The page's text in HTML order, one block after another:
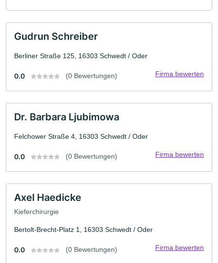
Gudrun Schreiber
Berliner Straße 125, 16303 Schwedt / Oder
0.0 (0 Bewertungen) Firma bewerten
Dr. Barbara Ljubimowa
Felchower Straße 4, 16303 Schwedt / Oder
0.0 (0 Bewertungen) Firma bewerten
Axel Haedicke
Kieferchirurgie
Bertolt-Brecht-Platz 1, 16303 Schwedt / Oder
0.0 (0 Bewertungen) Firma bewerten